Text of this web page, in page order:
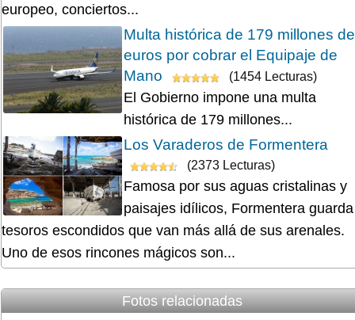
europeo, conciertos...
Multa histórica de 179 millones de
euros por cobrar el Equipaje de
Mano
(1454 Lecturas)
El Gobierno impone una multa
histórica de 179 millones...
Los Varaderos de Formentera
(2373 Lecturas)
Famosa por sus aguas cristalinas y
paisajes idílicos, Formentera guarda
tesoros escondidos que van más allá de sus arenales.
Uno de esos rincones mágicos son...
Fotos relacionadas